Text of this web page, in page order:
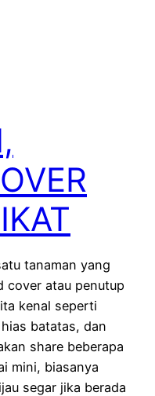
tanaman yang
cover atau penutup
kenal seperti
batatas, dan
share beberapa
mini, biasanya
segar jika berada